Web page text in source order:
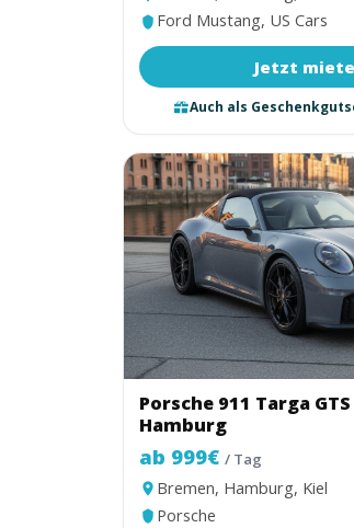
Ford Mustang, US Cars
Jetzt
Auch als
Porsche 911 Targa
Hamburg
ab 999€ / Tag
Bremen, Hamburg, Kiel
Porsche